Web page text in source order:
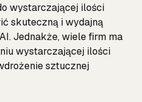
wystarczającej ilości
skuteczną i wydajną
Jednakże, wiele firm ma
wystarczającej ilości
sztucznej